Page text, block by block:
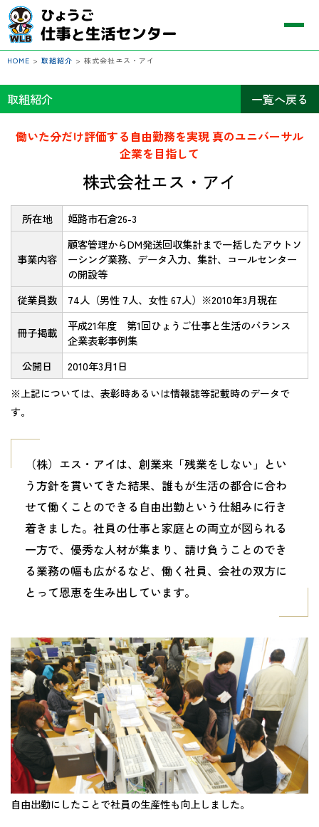
HOME > 取組紹介 > 株式会社エス・アイ
取組紹介 一覧へ戻る
働いた分だけ評価する自由勤務を実現 真のユニバーサル
企業を目指して
株式会社エス・アイ
所在地 姫路市石倉26-3
事業内容
顧客管理からDM発送回収集計まで一括したアウトソ
ーシング業務、データ入力、集計、コールセンター
の開設等
従業員数
74人（男性 7人、女性 67人）※2010年3月現在
冊子掲載
平成21年度 第1回ひょうご仕事と生活のバランス
企業表彰事例集
公開日
2010年3月1日
※上記については、表彰時あるいは情報誌等記載時のデータで
す。
（株）エス・アイは、創業来「残業をしない」とい
う方針を貫いてきた結果、誰もが生活の都合に合わ
せて働くことのできる自由出勤という仕組みに行き
着きました。社員の仕事と家庭との両立が図られる
一方で、優秀な人材が集まり、請け負うことのでき
る業務の幅も広がるなど、働く社員、会社の双方に
とって恩恵を生み出しています。
自由出勤にしたことで社員の生産性も向上しました。